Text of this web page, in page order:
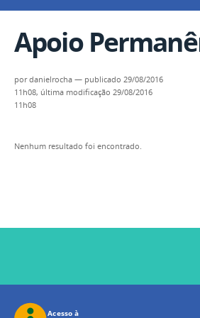
Apoio
pordanielrocha — publicado 29/08/2016
11h08, última modificação 29/08/2016
11h08
Nenhum resultado foi encontrado.